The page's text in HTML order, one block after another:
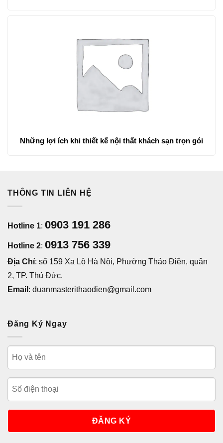
Những lợi ích khi thiết kế nội thất khách sạn trọn gói
THÔNG TIN LIÊN HỆ
Hotline 1: 0903 191 286
Hotline 2: 0913 756 339
Địa Chỉ: số 159 Xa Lộ Hà Nội, Phường Thảo Điền, quận
2, TP. Thủ Đức.
Email : duanmasterithaodien@gmail.com
Đăng Ký Ngay